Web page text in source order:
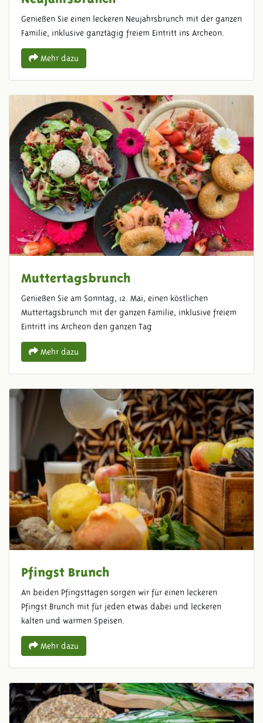
Genießen Sie einen leckeren Neujahrsbrunch mit der ganzen
Familie, inklusive ganztägig freiem Eintritt ins Archeon.
Mehr dazu
Muttertagsbrunch
Genießen Sie am Sonntag, 12. Mai, einen köstlichen
Muttertagsbrunch mit der ganzen Familie, inklusive freiem
Eintritt ins Archeon den ganzen Tag
Mehr dazu
Pfingst Brunch
An beiden Pfingsttagen sorgen wir für einen leckeren
Pfingst Brunch mit für jeden etwas dabei und leckeren
kalten und warmen Speisen.
Mehr dazu